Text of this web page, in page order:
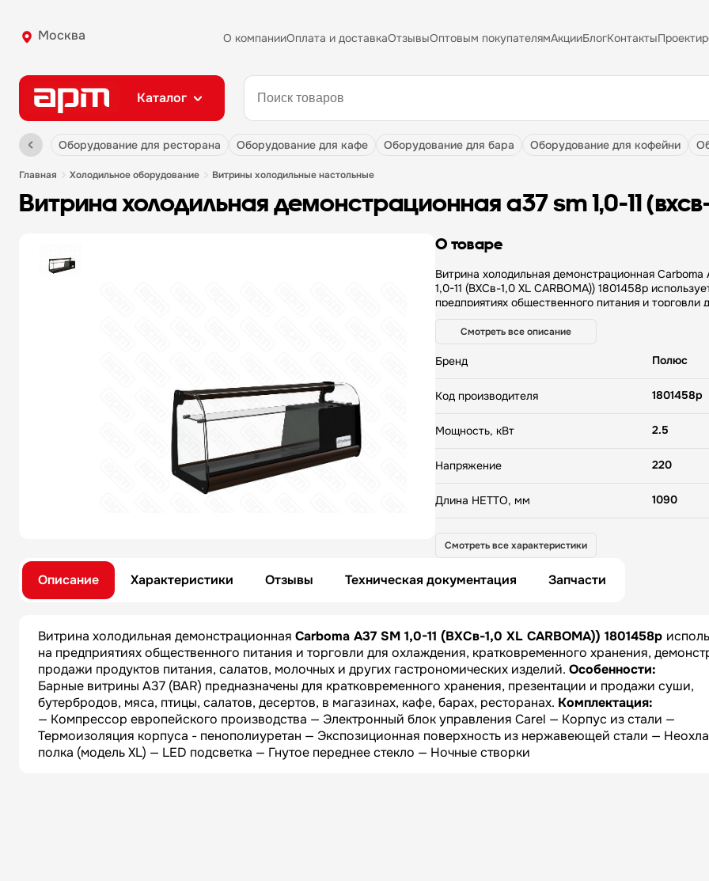
Москва О компанииОплата и доставкаОтзывыОптовым покупателямАкцииБлогКонтакты
Каталог
оборудование для ресторана оборудование для кафе оборудование для бара оборудование для кофейни
главная холодильное оборудование витрины холодильные настольные
витрина холодильная демонстрационная a37 sm 1,0-11
О товаре
Витрина холодильная демонстрационная Carboma
1,0-11 (ВХСв-1,0 XL CARBOMA)) 1801458p
предприятиях общественного питания и торговли
продажи продуктов питания, салатов, молочных и
A37 (BAR) предназначены для кратковременного
салатов, десертов, в магазинах, кафе, барах,
Комплектация: — Компрессор европейского производства —
Термоизоляция корпуса - пенополиуретан —
полка (модель XL) — LED подсветка — Гнутое
стекло — Ночные створки
Смотреть все описание
Бренд Полюс
Код производителя 1801458p
Мощность, кВт 2.5
Напряжение 220
Длина НЕТТО, мм 1090
Длина БРУТТО, мм 1190
Ширина БРУТТО, мм 470
Высота БРУТТО, мм
Вес БРУТТО, кг 64
Смотреть все характеристики
Описание Характеристики Отзывы Техническая документация Запчасти
Витрина холодильная демонстрационная Carboma A37 SM 1,0-11 (ВХСв-1,0 XL CARBOMA)) 1801458p
на предприятиях общественного питания и торговли для охлаждения, кратковременного хранения,
продажи продуктов питания, салатов, молочных и других гастрономических изделий. Особенности:
Барные витрины A37 (BAR) предназначены для кратковременного хранения, презентации и продажи суши,
бутербродов, мяса, птицы, салатов, десертов, в магазинах, кафе, барах, ресторанах. Комплектация:
— Компрессор европейского производства — Электронный блок управления Carel — Корпус из стали —
Термоизоляция корпуса - пенополиуретан — Экспозиционная поверхность из нержавеющей стали —
полка (модель XL) — LED подсветка — Гнутое переднее стекло — Ночные створки